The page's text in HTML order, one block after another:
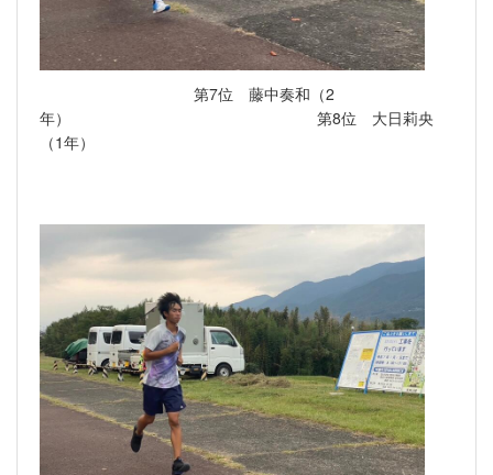
第7位 藤中奏和（2
年） 第8位 大日莉央
（1年）